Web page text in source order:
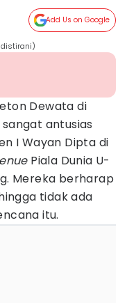
Add Us on Google
Dewata di
antusias
I Wayan Dipta di
Piala Dunia U-
Mereka berharap
tidak ada
itu.